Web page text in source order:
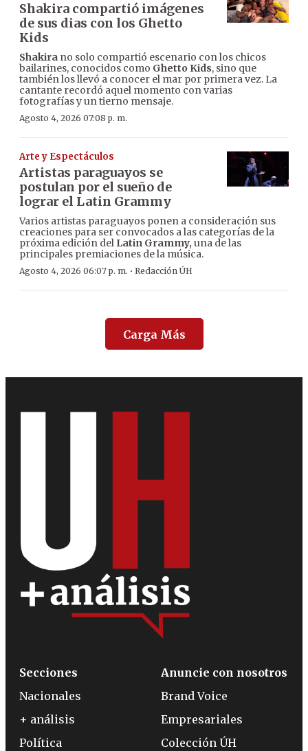
Shakira compartió imágenes
de sus dias con los Ghetto
Kids
Shakira no solo compartió escenario con los chicos
bailarines, conocidos como Ghetto Kids, sino que
también los llevó a conocer el mar por primera vez. La
cantante recordó aquel momento con varias
fotografías y un tierno mensaje.
Agosto 4, 2026 07:08 p. m.
Arte y Espectáculos
Artistas paraguayos se
postulan por el sueño de
lograr el Latin Grammy
Varios artistas paraguayos ponen a consideración sus
creaciones para ser convocados a las categorías de la
próxima edición del Latin Grammy, una de las
principales premiaciones de la música.
Agosto 4, 2026 06:07 p. m. · Redacción ÚH
Carga Más
Secciones
Nacionales
+ análisis
Política
Anuncie con nosotros
Brand Voice
Empresariales
Colección ÚH